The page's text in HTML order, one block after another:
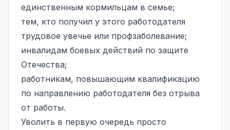
единственным кормильцам в семье;
тем, кто получил у этого работодателя
трудовое увечье или профзаболевание;
инвалидам боевых действий по защите
Отечества;
работникам, повышающим квалификацию
по направлению работодателя без отрыва
от работы.
Уволить в первую очередь просто